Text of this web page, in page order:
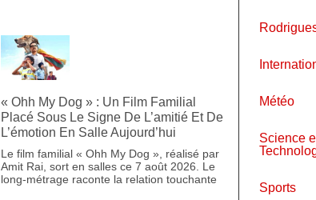
« Ohh My Dog » : Un Film Familial
Placé Sous Le Signe De L’amitié Et De
L’émotion En Salle Aujourd’hui
Le film familial « Ohh My Dog », réalisé par
Amit Rai, sort en salles ce 7 août 2026. Le
long-métrage raconte la relation touchante
Météo
Science
Sports